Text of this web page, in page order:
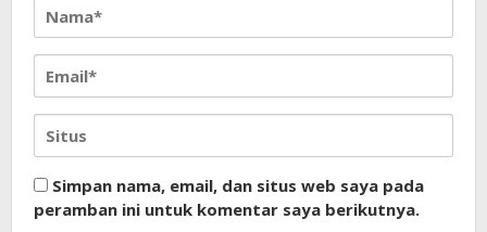
Simpan nama, email, dan situs web saya pada
peramban ini untuk komentar saya berikutnya.